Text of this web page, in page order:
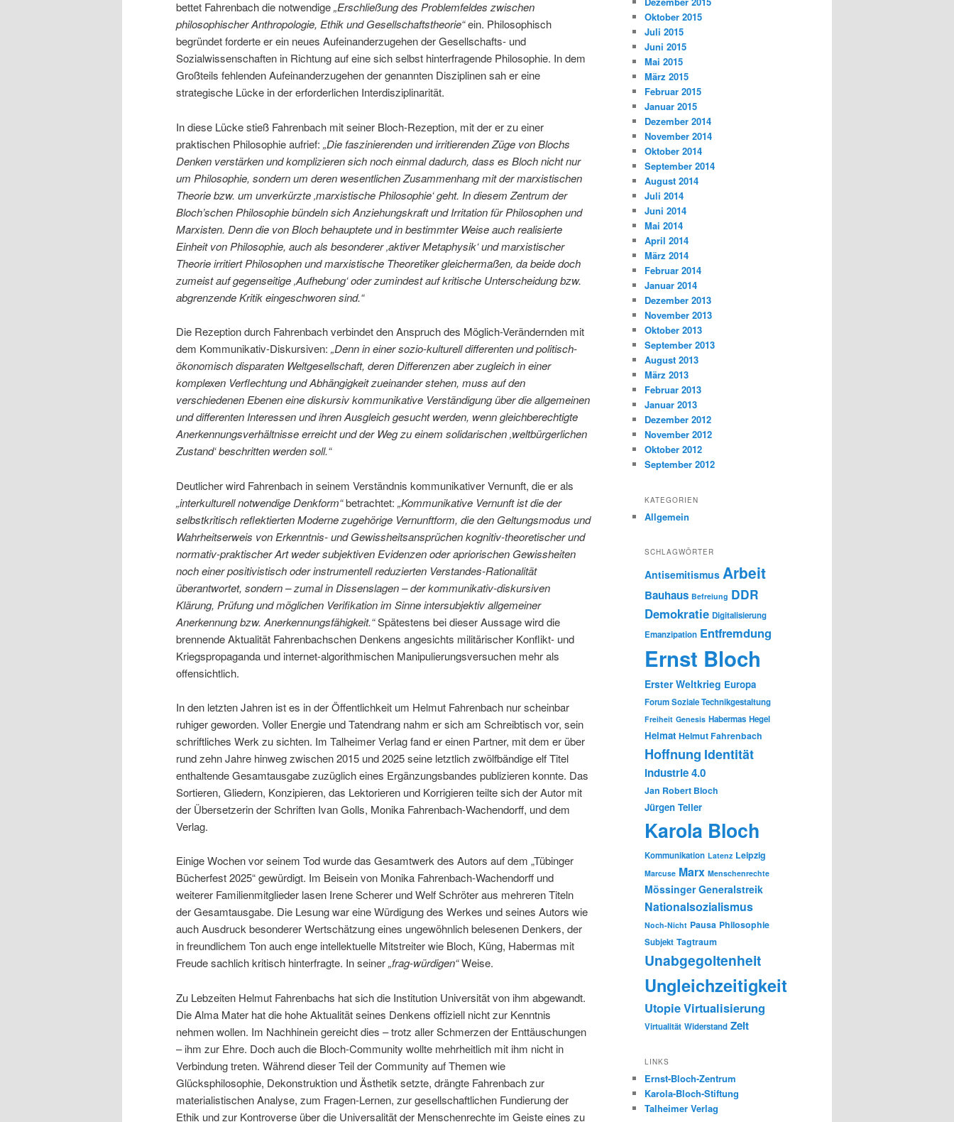
bettet Fahrenbach die notwendige„Erschließung des Problemfeldes zwischen
philosophischer Anthropologie, Ethik und Gesellschaftstheorie“ein. Philosophisch
begründet forderte er ein neues Aufeinanderzugehen der Gesellschafts- und
Sozialwissenschaften in Richtung auf eine sich selbst hinterfragende Philosophie. In dem
Großteils fehlenden Aufeinanderzugehen der genannten Disziplinen sah er eine
strategische Lücke in der erforderlichen Interdisziplinarität.
In diese Lücke stieß Fahrenbach mit seiner Bloch-Rezeption, mit der er zu einer
praktischen Philosophie aufrief: „Die faszinierenden und irritierenden Züge von Blochs
Denken verstärken und komplizieren sich noch einmal dadurch, dass es Bloch nicht nur
um Philosophie, sondern um deren wesentlichen Zusammenhang mit der marxistischen
Theorie bzw. um unverkürzte ‚marxistische Philosophie‘ geht. In diesem Zentrum der
Bloch’schen Philosophie bündeln sich Anziehungskraft und Irritation für Philosophen und
Marxisten. Denn die von Bloch behauptete und in bestimmter Weise auch realisierte
Einheit von Philosophie, auch als besonderer ‚aktiver Metaphysik‘ und marxistischer
Theorie irritiert Philosophen und marxistische Theoretiker gleichermaßen, da beide doch
zumeist auf gegenseitige ‚Aufhebung‘ oder zumindest auf kritische Unterscheidung bzw.
abgrenzende Kritik eingeschworen sind.“
Die Rezeption durch Fahrenbach verbindet den Anspruch des Möglich-Verändernden mit
dem Kommunikativ-Diskursiven: „Denn in einer sozio-kulturell differenten und politisch-
ökonomisch disparaten Weltgesellschaft, deren Differenzen aber zugleich in einer
komplexen Verflechtung und Abhängigkeit zueinander stehen, muss auf den
verschiedenen Ebenen eine diskursiv kommunikative Verständigung über die allgemeinen
und differenten Interessen und ihren Ausgleich gesucht werden, wenn gleichberechtigte
Anerkennungsverhältnisse erreicht und der Weg zu einem solidarischen ‚weltbürgerlichen
Zustand‘ beschritten werden soll.“
Deutlicher wird Fahrenbach in seinem Verständnis kommunikativer Vernunft, die er als
„interkulturell notwendige Denkform“betrachtet: „Kommunikative Vernunft ist die der
selbstkritisch reflektierten Moderne zugehörige Vernunftform, die den Geltungsmodus und
Wahrheitserweis von Erkenntnis- und Gewissheitsansprüchen kognitiv-theoretischer und
normativ-praktischer Art weder subjektiven Evidenzen oder apriorischen Gewissheiten
noch einer positivistisch oder instrumentell reduzierten Verstandes-Rationalität
überantwortet, sondern – zumal in Dissenslagen – der kommunikativ-diskursiven
Klärung, Prüfung und möglichen Verifikation im Sinne intersubjektiv allgemeiner
Anerkennung bzw. Anerkennungsfähigkeit.“Spätestens bei dieser Aussage wird die
brennende Aktualität Fahrenbachschen Denkens angesichts militärischer Konflikt- und
Kriegspropaganda und internet-algorithmischen Manipulierungsversuchen mehr als
offensichtlich.
In den letzten Jahren ist es in der Öffentlichkeit um Helmut Fahrenbach nur scheinbar
ruhiger geworden. Voller Energie und Tatendrang nahm er sich am Schreibtisch vor, sein
schriftliches Werk zu sichten. Im Talheimer Verlag fand er einen Partner, mit dem er über
rund zehn Jahre hinweg zwischen 2015 und 2025 seine letztlich zwölfbändige elf Titel
enthaltende Gesamtausgabe zuzüglich eines Ergänzungsbandes publizieren konnte. Das
Sortieren, Gliedern, Konzipieren, das Lektorieren und Korrigieren teilte sich der Autor mit
der Übersetzerin der Schriften Ivan Golls, Monika Fahrenbach-Wachendorff, und dem
Verlag.
Einige Wochen vor seinem Tod wurde das Gesamtwerk des Autors auf dem „Tübinger
Bücherfest 2025“ gewürdigt. Im Beisein von Monika Fahrenbach-Wachendorff und
weiterer Familienmitglieder lasen Irene Scherer und Welf Schröter aus mehreren Titeln
der Gesamtausgabe. Die Lesung war eine Würdigung des Werkes und seines Autors wie
auch Ausdruck besonderer Wertschätzung eines ungewöhnlich belesenen Denkers, der
in freundlichem Ton auch enge intellektuelle Mitstreiter wie Bloch, Küng, Habermas mit
Freude sachlich kritisch hinterfragte. In seiner„frag-würdigen“Weise.
Zu Lebzeiten Helmut Fahrenbachs hat sich die Institution Universität von ihm abgewandt.
Die Alma Mater hat die hohe Aktualität seines Denkens offiziell nicht zur Kenntnis
nehmen wollen. Im Nachhinein gereicht dies – trotz aller Schmerzen der Enttäuschungen
– ihm zur Ehre. Doch auch die Bloch-Community wollte mehrheitlich mit ihm nicht in
Verbindung treten. Während dieser Teil der Community auf Themen wie
Glücksphilosophie, Dekonstruktion und Ästhetik setzte, drängte Fahrenbach zur
materialistischen Analyse, zum Fragen-Lernen, zur gesellschaftlichen Fundierung der
Ethik und zur Kontroverse über die Universalität der Menschenrechte im Geiste eines zu
Oktober 2015
Juli 2015
Juni 2015
Mai 2015
März 2015
Februar 2015
Januar 2015
Dezember 2014
November 2014
Oktober 2014
September 2014
August 2014
Juli 2014
Juni 2014
Mai 2014
April 2014
März 2014
Februar 2014
Januar 2014
Dezember 2013
November 2013
Oktober 2013
September 2013
August 2013
März 2013
Februar 2013
Januar 2013
Dezember 2012
November 2012
Oktober 2012
September 2012
KATEGORIEN
Allgemein
SCHLAGWÖRTER
Antisemitismus Arbeit
Bauhaus Befreiung DDR
Demokratie Digitalisierung
Emanzipation Entfremdung
Ernst Bloch
Erster Weltkrieg Europa
Forum Soziale Technikgestaltung
Freiheit Genesis Habermas Hegel
Heimat Helmut Fahrenbach
Hoffnung Identität
Industrie 4.0
Jan Robert Bloch
Jürgen Teller
Karola Bloch
Kommunikation Latenz Leipzig
Marcuse Marx Menschenrechte
Mössinger Generalstreik
Nationalsozialismus
Noch-Nicht Pausa Philosophie
Subjekt Tagtraum
Unabgegoltenheit
Ungleichzeitigkeit
UtopieVirtualisierung
Virtualität Widerstand Zeit
LINKS
Ernst-Bloch-Zentrum
Karola-Bloch-Stiftung
Talheimer Verlag